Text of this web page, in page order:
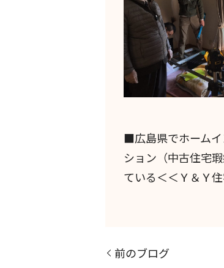
■広島県でホームイ
ション（中古住宅
ている＜＜Ｙ＆Ｙ
前のブログ